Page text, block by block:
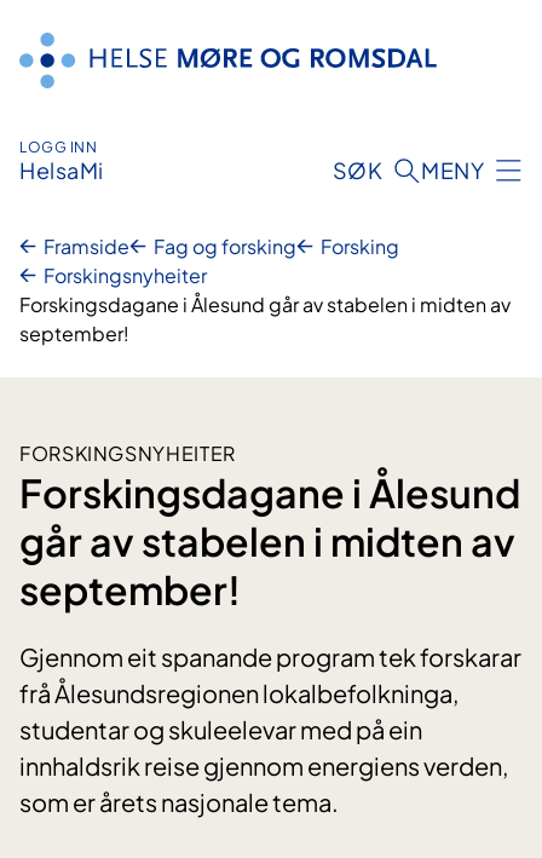
innhald
LOGG INN
HelsaMi SØK MENY
Framside Fag og forsking
Forsking
Forskingsnyheiter
Forskingsdagane i Ålesund går av stabelen i midten av
september!
FORSKINGSNYHEITER
Forskingsdagane i Ålesund
går av stabelen i midten av
september!
Gjennom eit spanande program tek forskarar
frå Ålesundsregionen lokalbefolkninga,
studentar og skuleelevar med på ein
innhaldsrik reise gjennom energiens verden,
som er årets nasjonale tema.